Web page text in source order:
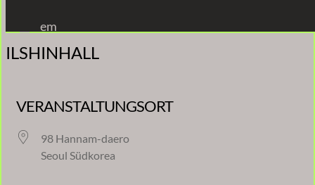
Inhalt
springen
em
ILSHINHALL
VERANSTALTUNGSORT
98 Hannam-daero
Seoul Südkorea